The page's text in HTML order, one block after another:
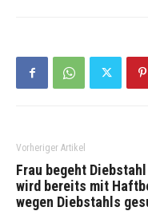
Vorheriger Artikel
Frau begeht Diebstahl
wird bereits mit
wegen Diebstahls